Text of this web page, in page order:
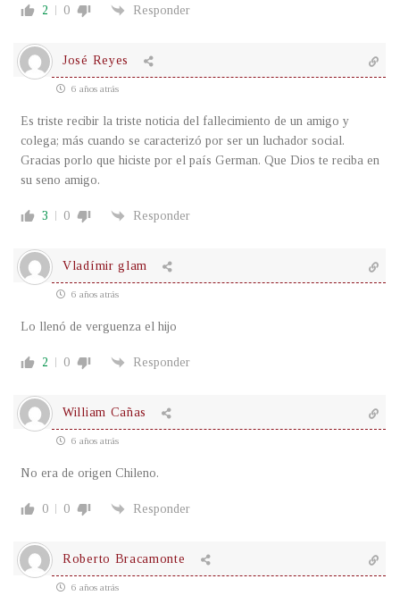
2 0 Responder
José Reyes
6 años atrás
Es triste recibir la triste noticia del fallecimiento de un amigo y
colega; más cuando se caracterizó por ser un luchador social.
Gracias porlo que hiciste por el país German. Que Dios te reciba en
su seno amigo.
3 0 Responder
Vladímir glam
6 años atrás
Lo llenó de verguenza el hijo
2 0 Responder
William Cañas
6 años atrás
No era de origen Chileno.
0 0 Responder
Roberto Bracamonte
6 años atrás